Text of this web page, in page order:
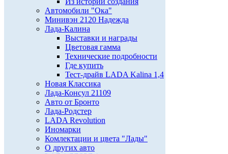
Автомобили "Ока"
Минивэн 2120 Надежда
Лада-Калина
Выставки и награды
Цветовая гамма
Технические подробности
Где купить
Тест-драйв LADA Kalina 1,4
Новая Классика
Лада-Консул 21109
Авто от Бронто
Лада-Родстер
LADA Revolution
Иномарки
Комлектации и цвета "Лады"
О других авто